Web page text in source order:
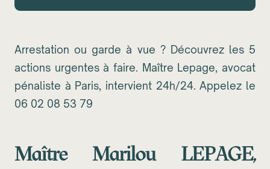
Arrestation ou garde à vue ? Découvrez les 5
actions urgentes à faire. Maître Lepage, avocat
pénaliste à Paris, intervient 24h/24. Appelez le
06 02 08 53 79
Maître Marilou LEPAGE,